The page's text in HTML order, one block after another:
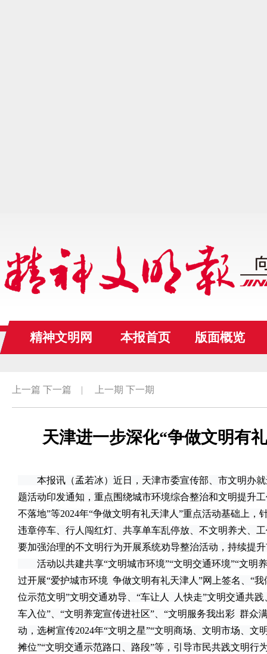
精神文明网 本报首页 版面概览
上一篇 下一篇 | 上一期 下一期
天津进一步深化“争做文明有
本报讯（孟若冰）近日，天津市委宣传部、市文明办就
题活动印发通知，重点围绕城市环境综合整治和文明提升
不落地”等2024年“争做文明有礼天津人”重点活动基础上，
违章停车、行人闯红灯、共享单车乱停放、不文明养犬、
要加强治理的不文明行为开展系统劝导整治活动，持续提
活动以共建共享“文明城市环境”“文明交通环境”“文明
过开展“爱护城市环境 争做文明有礼天津人”网上签名、“
位示范文明”文明交通劝导、“车让人 人快走”文明交通共
车入位”、“文明养宠宣传进社区”、“文明服务我出彩 群众
动，选树宣传2024年“文明之星”“文明商场、文明市场、文
摊位”“文明交通示范路口、路段”等，引导市民共践文明行